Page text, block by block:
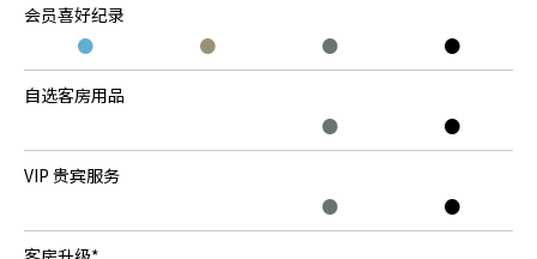
会员喜好纪录
●
● ● ●
自选客房用品
●
●
VIP 贵宾服务
●
●